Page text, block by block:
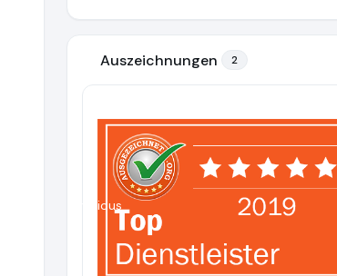
Auszeichnungen 2
Previous